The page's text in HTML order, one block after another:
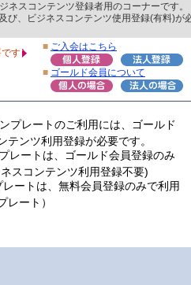
ネスコンテンツ登録者用のコーナーです。
び、ビジネスコンテンツ使用登録(有料)が
す
■ ご入会はこちら
■ ゴールド会員について
プレートのご利用には、ゴールド
ンツ利用登録が必要です。
レートは、ゴールド会員登録のみ
スコンテンツ利用登録不要)
ートは、無料会員登録のみで利用
レート）